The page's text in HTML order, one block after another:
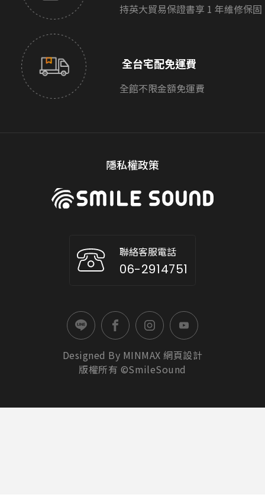
持英大貿易保證書享 1 年維修保固
全台宅配免運費
全館不限金額免運費
隱私權政策
聯絡客服電話
06-2914751
Designed By MINMAX 網頁設計
版權所有 ©SmileSound